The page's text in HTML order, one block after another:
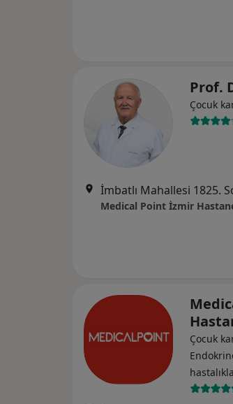
Prof.
Çocuk
Medical Point İzmir
Çocuk